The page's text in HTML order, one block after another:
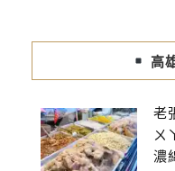
高
老
ㄨ
濃